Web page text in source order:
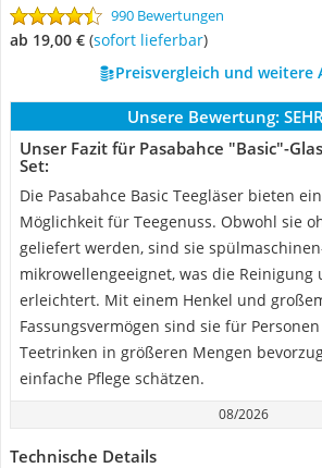
990 Bewertungen
ab 19,00 € ( Sofort lieferbar)
Preisvergleich und weitere
Unsere Bewertung:
Unser Fazit für Pasabahce "Basic"-
Set:
Die Pasabahce Basic Teegläser bieten
Möglichkeit für Teegenuss. Obwohl sie
geliefert werden, sind sie
mikrowellengeeignet, was die Reinigung
erleichtert. Mit einem Henkel und
Fassungsvermögen sind sie für
Teetrinken in größeren Mengen
einfache Pflege schätzen.
08/2026
Technische Details